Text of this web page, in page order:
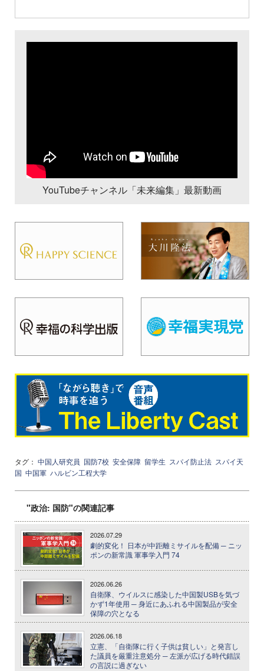
YouTubeチャンネル「未来編集」最新動画
タグ： 中国人研究員 国防7校 安全保障 留学生 スパイ防止法 スパイ天
国 中国軍 ハルビン工程大学
"政治: 国防"の関連記事
2026.07.29
劇的変化！ 日本が中距離ミサイルを配備 ─ ニッ
ポンの新常識 軍事学入門 74
2026.06.26
自衛隊、ウイルスに感染した中国製USBを気づ
かず1年使用 ─ 身近にあふれる中国製品が安全
保障の穴となる
2026.06.18
立憲、「自衛隊に行く子供は貧しい」と発言し
た議員を厳重注意処分 ─ 左派が広げる時代錯誤
の言説に過ぎない